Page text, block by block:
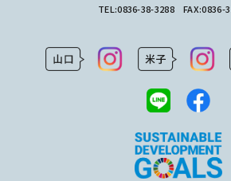
TEL:0836-38-3288FAX:0836-